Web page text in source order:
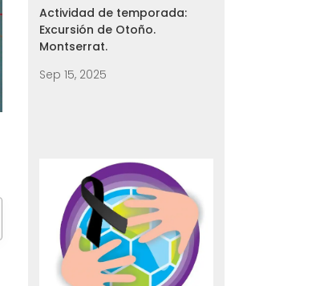
Actividad de temporada:
Excursión de Otoño.
Montserrat.
Sep 15, 2025